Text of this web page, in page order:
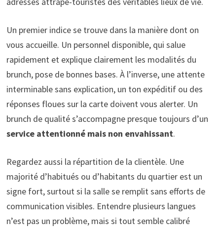
Un premier indice se trouve dans la manière dont on
vous accueille. Un personnel disponible, qui salue
rapidement et explique clairement les modalités du
brunch, pose de bonnes bases. À l’inverse, une attente
interminable sans explication, un ton expéditif ou des
réponses floues sur la carte doivent vous alerter. Un
brunch de qualité s’accompagne presque toujours d’un
service attentionné mais non envahissant.
Regardez aussi la répartition de la clientèle. Une
majorité d’habitués ou d’habitants du quartier est un
signe fort, surtout si la salle se remplit sans efforts de
communication visibles. Entendre plusieurs langues
n’est pas un problème, mais si tout semble calibré